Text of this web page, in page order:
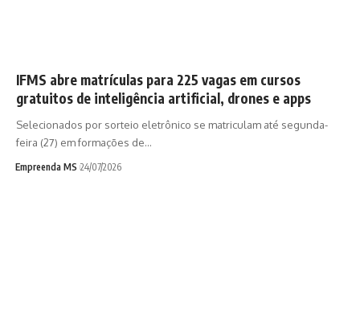
IFMS abre matrículas para 225 vagas em cursos
gratuitos de inteligência artificial, drones e apps
Selecionados por sorteio eletrônico se matriculam até segunda-
feira (27) em formações de…
Empreenda MS 24/07/2026